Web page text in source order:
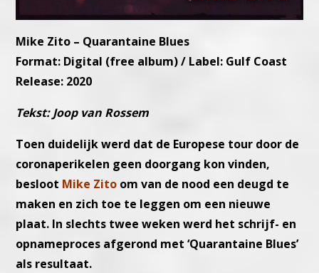
Mike Zito – Quarantaine Blues
Format: Digital (free album) / Label: Gulf Coast
Release: 2020
Tekst: Joop van Rossem
Toen duidelijk werd dat de Europese tour door de
coronaperikelen geen doorgang kon vinden,
besloot Mike Zito om van de nood een deugd te
maken en zich toe te leggen om een nieuwe
plaat. In slechts twee weken werd het schrijf- en
opnameproces afgerond met ‘Quarantaine Blues’
als resultaat.